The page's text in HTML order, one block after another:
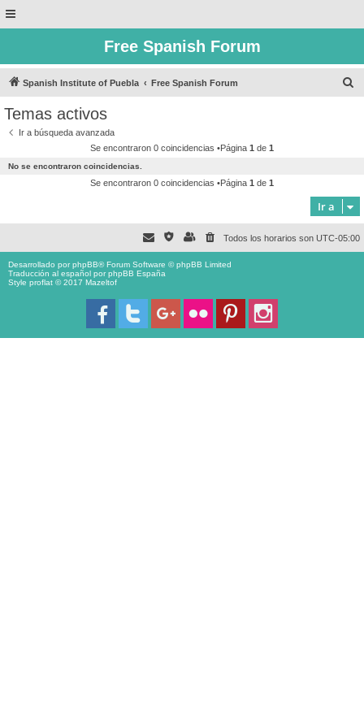
Free Spanish Forum
Spanish Institute of Puebla Free Spanish Forum
Temas activos
Ir a búsqueda avanzada
Se encontraron 0 coincidencias •Página 1 de 1
No se encontraron coincidencias.
Se encontraron 0 coincidencias •Página 1 de 1
Ir a
Todos los horarios son UTC-05:00
Desarrollado porphpBB® Forum Software © phpBB Limited
Traducción al español porphpBB España
Style proflat © 2017 Mazeltof